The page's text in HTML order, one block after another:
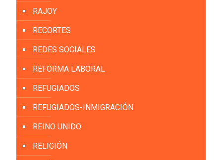
RAJOY
RECORTES
REDES SOCIALES
REFORMA LABORAL
REFUGIADOS
REFUGIADOS-INMIGRACIÓN
REINO UNIDO
RELIGIÓN